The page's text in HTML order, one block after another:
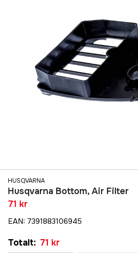
HUSQVARNA
Husqvarna Bottom, Air Filter
71 kr
EAN: 7391883106945
Totalt: 71 kr